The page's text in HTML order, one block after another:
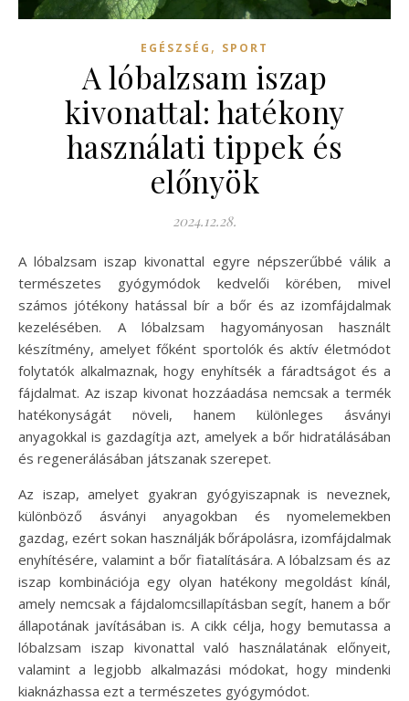
EGÉSZSÉG , SPORT
A lóbalzsam iszap
kivonattal: hatékony
használati tippek és
előnyök
2024.12.28.
A lóbalzsam iszap kivonattal egyre népszerűbbé válik a
természetes gyógymódok kedvelői körében, mivel
számos jótékony hatással bír a bőr és az izomfájdalmak
kezelésében. A lóbalzsam hagyományosan használt
készítmény, amelyet főként sportolók és aktív életmódot
folytatók alkalmaznak, hogy enyhítsék a fáradtságot és a
fájdalmat. Az iszap kivonat hozzáadása nemcsak a termék
hatékonyságát növeli, hanem különleges ásványi
anyagokkal is gazdagítja azt, amelyek a bőr hidratálásában
és regenerálásában játszanak szerepet.
Az iszap, amelyet gyakran gyógyiszapnak is neveznek,
különböző ásványi anyagokban és nyomelemekben
gazdag, ezért sokan használják bőrápolásra, izomfájdalmak
enyhítésére, valamint a bőr fiatalítására. A lóbalzsam és az
iszap kombinációja egy olyan hatékony megoldást kínál,
amely nemcsak a fájdalomcsillapításban segít, hanem a bőr
állapotának javításában is. A cikk célja, hogy bemutassa a
lóbalzsam iszap kivonattal való használatának előnyeit,
valamint a legjobb alkalmazási módokat, hogy mindenki
kiaknázhassa ezt a természetes gyógymódot.